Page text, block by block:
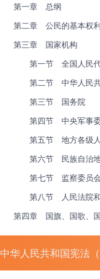
第一章 总纲
第二章 公民的基本权利
第三章 国家机构
第一节 全国人民代
第二节 中华人民共
第三节 国务院
第四节 中央军事委
第五节 地方各级人民
第六节 民族自治地
第七节 监察委员
第八节 人民法院和
第四章 国旗、国歌、国
中华人民共和国宪法